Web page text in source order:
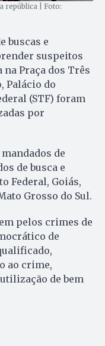
república | Foto:
buscas e
suspeitos
Praça dos Três
Palácio do
(STF) foram
por
de
de busca e
Federal, Goiás,
Grosso do Sul.
pelos crimes de
de
ao crime,
de bem